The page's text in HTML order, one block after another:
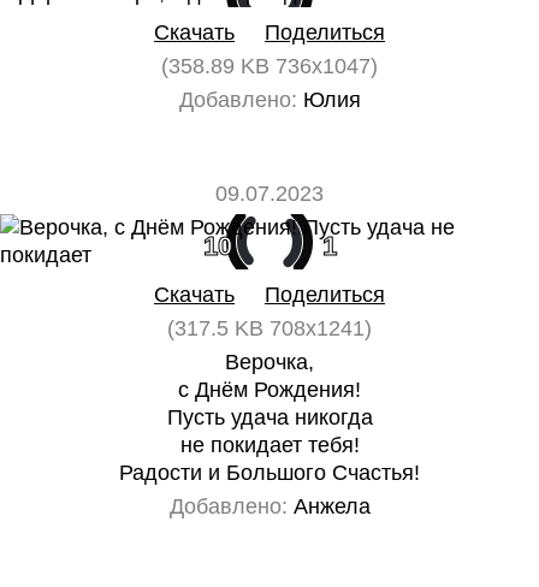
Скачать
Поделиться
(358.89 KB 736x1047)
Добавлено: Юлия
09.07.2023
10 1
Скачать
Поделиться
(317.5 KB 708x1241)
Верочка,
с Днём Рождения!
Пусть удача никогда
не покидает тебя!
Радости и Большого Счастья!
Добавлено: Анжела